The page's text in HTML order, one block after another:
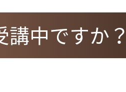
中ですか？